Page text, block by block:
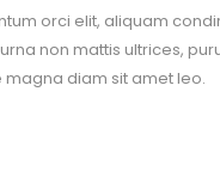
orci elit, aliquam
non mattis ultrices,
magna diam sit amet leo.